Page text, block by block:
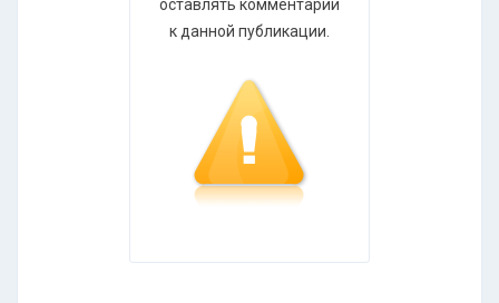
оставлять комментарии
к данной публикации.